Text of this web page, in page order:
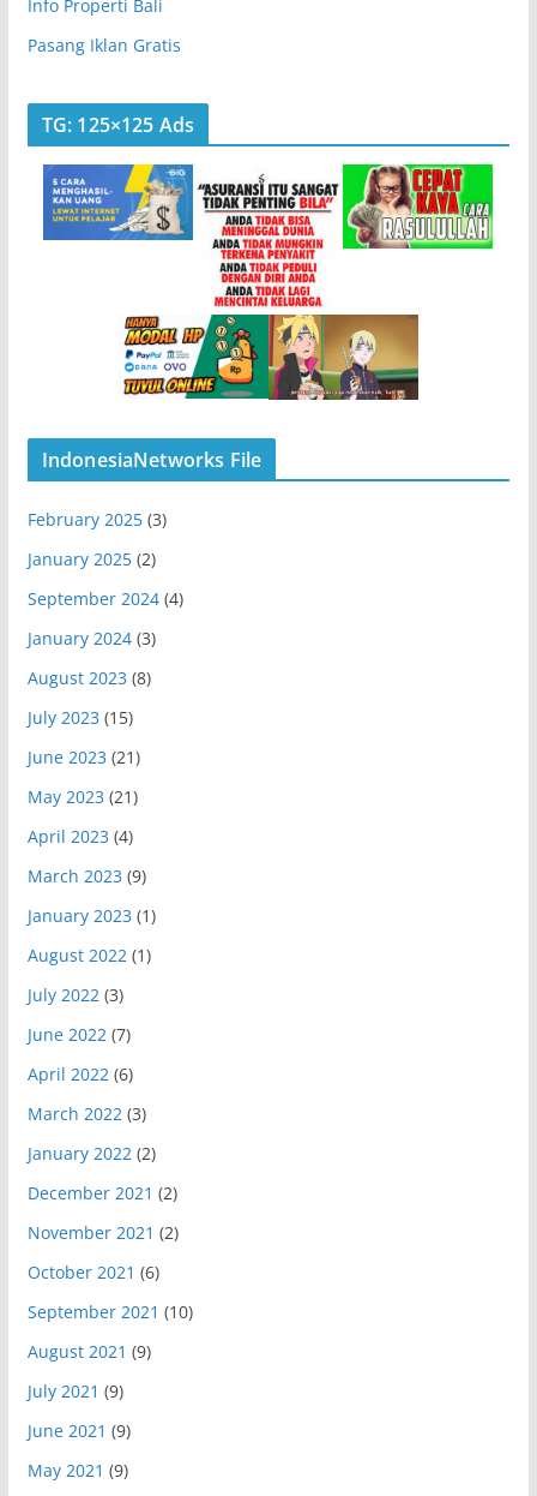
Info Properti Bali
Pasang Iklan Gratis
TG: 125×125 Ads
IndonesiaNetworks File
February 2025(3)
January 2025(2)
September 2024(4)
January 2024(3)
August 2023 (8)
July 2023 (15)
June 2023 (21)
May 2023 (21)
April 2023 (4)
March 2023 (9)
January 2023 (1)
August 2022 (1)
July 2022 (3)
June 2022 (7)
April 2022 (6)
March 2022 (3)
January 2022 (2)
December 2021 (2)
November 2021 (2)
October 2021 (6)
September 2021 (10)
August 2021 (9)
July 2021 (9)
June 2021 (9)
May 2021 (9)